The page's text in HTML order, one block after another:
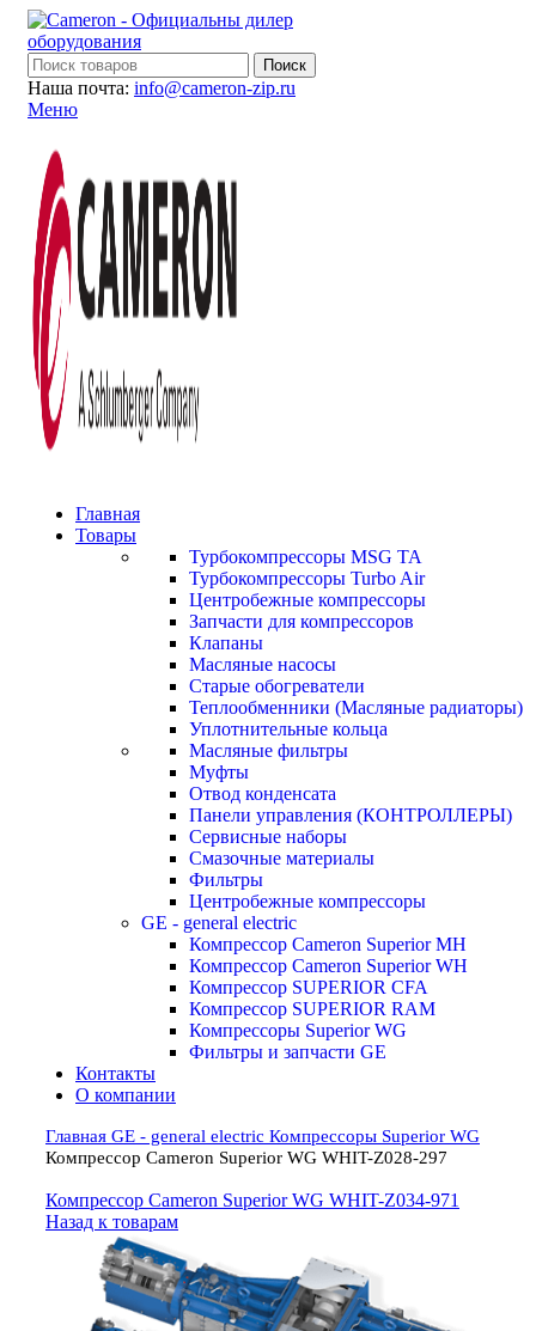
Поиск
Наша почта: info@cameron-zip.ru
Меню
Главная
Товары
Турбокомпрессоры MSG TA
Турбокомпрессоры Turbo Air
Центробежные компрессоры
Запчасти для компрессоров
Клапаны
Масляные насосы
Старые обогреватели
Теплообменники (Масляные радиаторы)
Уплотнительные кольца
Масляные фильтры
Муфты
Отвод конденсата
Панели управления (КОНТРОЛЛЕРЫ)
Сервисные наборы
Смазочные материалы
Фильтры
Центробежные компрессоры
GE - general electric
Компрессор Cameron Superior MH
Компрессор Cameron Superior WH
Компрессор SUPERIOR CFA
Компрессор SUPERIOR RAM
Компрессоры Superior WG
Фильтры и запчасти GE
Контакты
О компании
Главная GE - general electric Компрессоры Superior WG
Компрессор Cameron Superior WG WHIT-Z028-297
Компрессор Cameron Superior WG WHIT-Z034-971
Назад к товарам